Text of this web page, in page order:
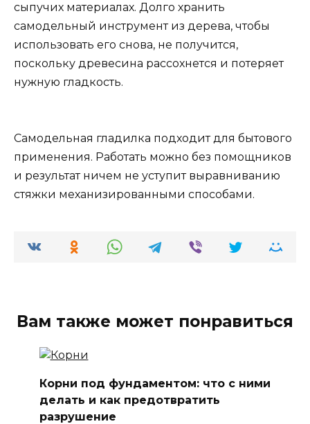
сыпучих материалах. Долго хранить
самодельный инструмент из дерева, чтобы
использовать его снова, не получится,
поскольку древесина рассохнется и потеряет
нужную гладкость.
Самодельная гладилка подходит для бытового
применения. Работать можно без помощников
и результат ничем не уступит выравниванию
стяжки механизированными способами.
Вам также может понравиться
Корни под фундаментом: что с ними
делать и как предотвратить
разрушение